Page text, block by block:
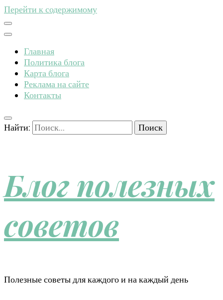
Перейти к содержимому
Главная
Политика блога
Карта блога
Реклама на сайте
Контакты
Найти:
Блог полезных
советов
Полезные советы для каждого и на каждый день